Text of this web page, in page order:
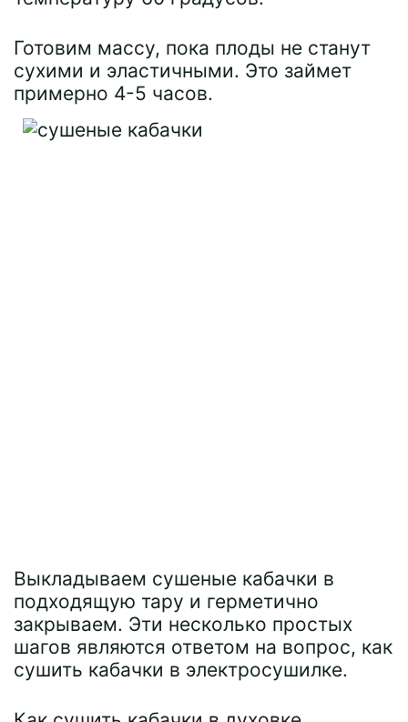
Готовим массу, пока плоды не станут
сухими и эластичными. Это займет
примерно 4-5 часов.
Выкладываем сушеные кабачки в
подходящую тару и герметично
закрываем. Эти несколько простых
шагов являются ответом на вопрос, как
сушить кабачки в электросушилке.